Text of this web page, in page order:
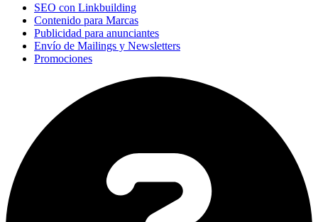
SEO con Linkbuilding
Contenido para Marcas
Publicidad para anunciantes
Envío de Mailings y Newsletters
Promociones